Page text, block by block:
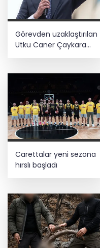
Görevden uzaklaştırılan
Utku Caner Çaykara
Carettalar yeni sezona
hırslı başladı